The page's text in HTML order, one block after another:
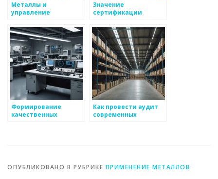
Металлы и
управление
производства
Значение
сертификации
Формирование
качественных
Как провести аудит
современных
ОПУБЛИКОВАНО В РУБРИКЕ ПРИМЕНЕНИЕ МЕТАЛЛОВ